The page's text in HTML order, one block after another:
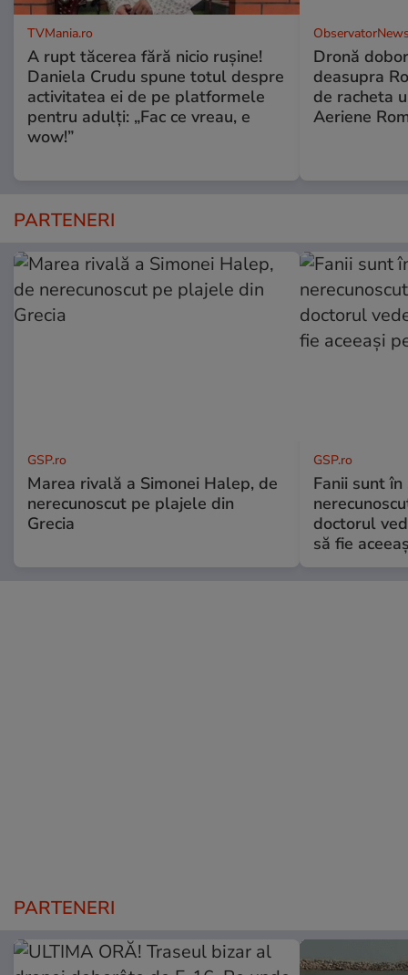
TVMania.ro
A rupt tăcerea fără nicio rușine!
Daniela Crudu spune totul despre
activitatea ei de pe platformele
pentru adulți: „Fac ce vreau, e
wow!”
Dronă
deasupra
de racheta
Aeriene
PARTENERI
GSP.ro
Marea rivală a Simonei Halep, de
nerecunoscut pe plajele din
Grecia
GSP.ro
Fanii sunt în
doctorul
să fie
PARTENERI